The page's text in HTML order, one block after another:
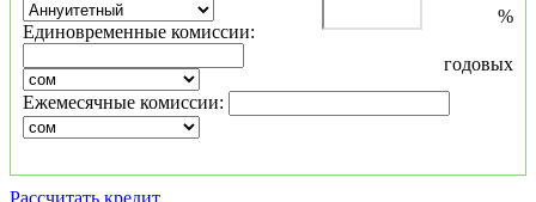
%
годовых
Единовременные комиссии:
Ежемесячные комиссии: